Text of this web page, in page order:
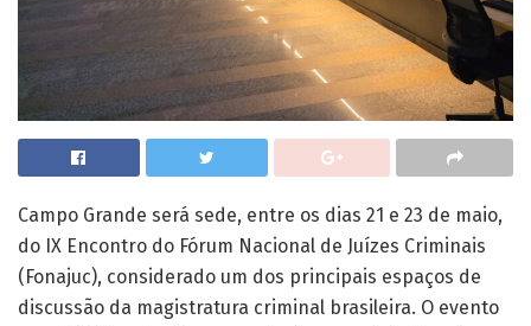
Campo Grande será sede, entre os dias 21 e 23 de maio,
do IX Encontro do Fórum Nacional de Juízes Criminais
(Fonajuc), considerado um dos principais espaços de
discussão da magistratura criminal brasileira. O evento